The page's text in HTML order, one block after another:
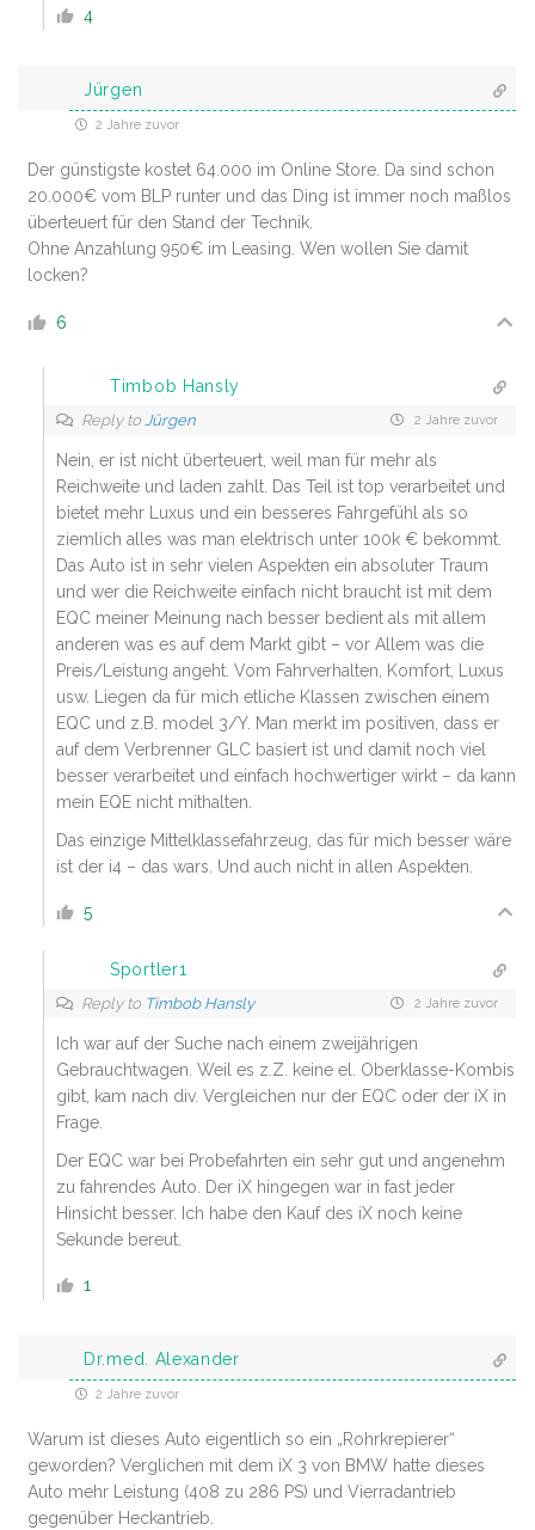
4
Jürgen
2 Jahre zuvor
Der günstigste kostet 64.000 im Online Store. Da sind schon
20.000€ vom BLP runter und das Ding ist immer noch maßlos
überteuert für den Stand der Technik.
Ohne Anzahlung 950€ im Leasing. Wen wollen Sie damit
locken?
6
Timbob Hansly
Reply to Jürgen 2 Jahre zuvor
Nein, er ist nicht überteuert, weil man für mehr als
Reichweite und laden zahlt. Das Teil ist top verarbeitet und
bietet mehr Luxus und ein besseres Fahrgefühl als so
ziemlich alles was man elektrisch unter 100k € bekommt.
Das Auto ist in sehr vielen Aspekten ein absoluter Traum
und wer die Reichweite einfach nicht braucht ist mit dem
EQC meiner Meinung nach besser bedient als mit allem
anderen was es auf dem Markt gibt – vor Allem was die
Preis/Leistung angeht. Vom Fahrverhalten, Komfort, Luxus
usw. Liegen da für mich etliche Klassen zwischen einem
EQC und z.B. model 3/Y. Man merkt im positiven, dass er
auf dem Verbrenner GLC basiert ist und damit noch viel
besser verarbeitet und einfach hochwertiger wirkt – da kann
mein EQE nicht mithalten.
Das einzige Mittelklassefahrzeug, das für mich besser wäre
ist der i4 – das wars. Und auch nicht in allen Aspekten.
5
Sportler1
Reply to Timbob Hansly 2 Jahre zuvor
Ich war auf der Suche nach einem zweijährigen
Gebrauchtwagen. Weil es z.Z. keine el. Oberklasse-Kombis
gibt, kam nach div. Vergleichen nur der EQC oder der iX in
Frage.
Der EQC war bei Probefahrten ein sehr gut und angenehm
zu fahrendes Auto. Der iX hingegen war in fast jeder
Hinsicht besser. Ich habe den Kauf des iX noch keine
Sekunde bereut.
1
Dr.med. Alexander
2 Jahre zuvor
Warum ist dieses Auto eigentlich so ein „Rohrkrepierer“
geworden? Verglichen mit dem iX 3 von BMW hatte dieses
Auto mehr Leistung (408 zu 286 PS) und Vierradantrieb
gegenüber Heckantrieb.